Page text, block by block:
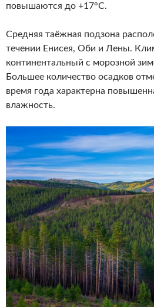
повышаются до +17°С.
Средняя таёжная подзона
течении Енисея, Оби и Лены.
континентальный с морозной
Большее количество осадков
время года характерна
влажность.